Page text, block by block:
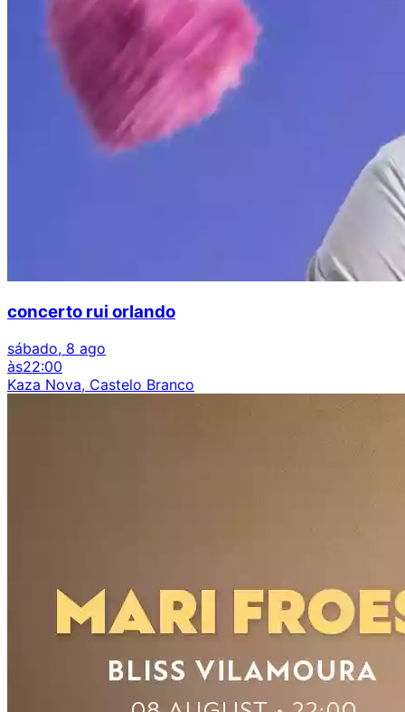
concerto rui orlando
sábado, 8 ago
às22:00
Kaza Nova, Castelo Branco